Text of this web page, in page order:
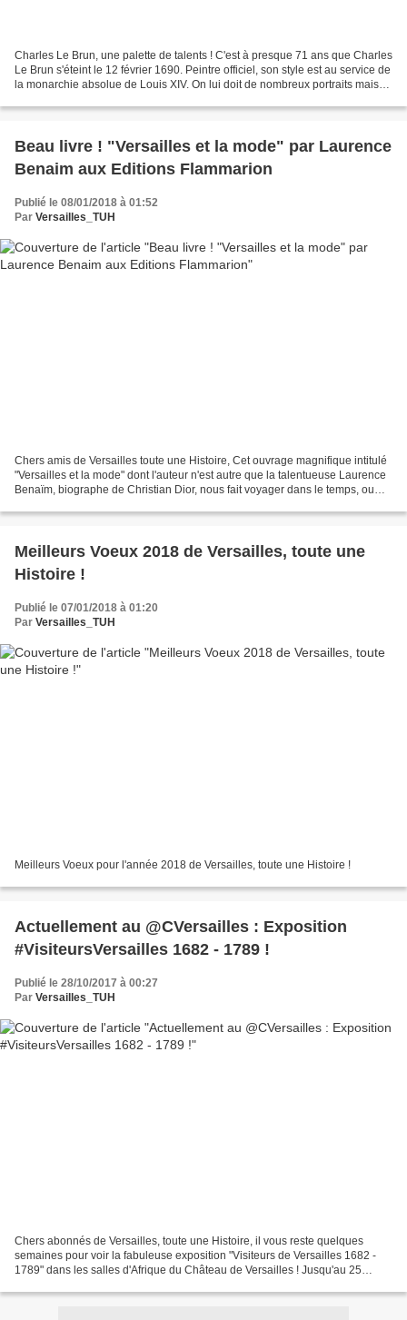
Charles Le Brun, une palette de talents ! C'est à presque 71 ans que Charles
Le Brun s'éteint le 12 février 1690. Peintre officiel, son style est au service de
la monarchie absolue de Louis XIV. On lui doit de nombreux portraits mais
Beau livre ! "Versailles et la mode" par Laurence
Benaim aux Editions Flammarion
Publié le 08/01/2018 à 01:52
Par Versailles_TUH
Chers amis de Versailles toute une Histoire, Cet ouvrage magnifique intitulé
"Versailles et la mode" dont l'auteur n'est autre que la talentueuse Laurence
Benaïm, biographe de Christian Dior, nous fait voyager dans le temps, ou
Meilleurs Voeux 2018 de Versailles, toute une
Histoire !
Publié le 07/01/2018 à 01:20
Par Versailles_TUH
Meilleurs Voeux pour l'année 2018 de Versailles, toute une Histoire !
Actuellement au @CVersailles : Exposition
#VisiteursVersailles 1682 - 1789 !
Publié le 28/10/2017 à 00:27
Par Versailles_TUH
Chers abonnés de Versailles, toute une Histoire, il vous reste quelques
semaines pour voir la fabuleuse exposition "Visiteurs de Versailles 1682 -
1789" dans les salles d'Afrique du Château de Versailles ! Jusqu'au 25